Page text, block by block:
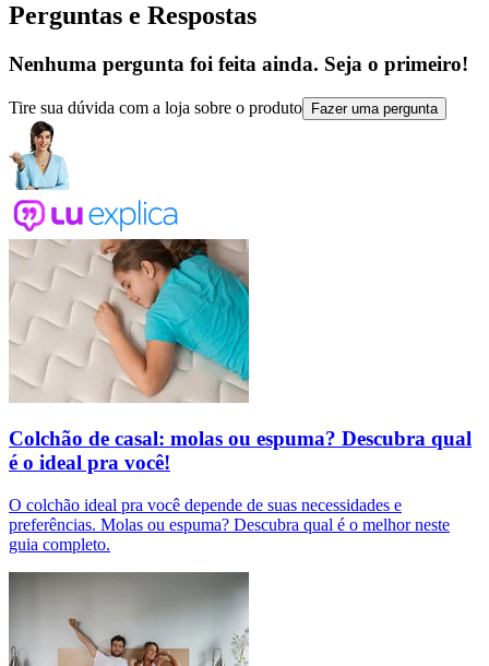
Perguntas e Respostas
Nenhuma pergunta foi feita ainda. Seja o primeiro!
Tire sua dúvida com a loja sobre o produto Fazer uma pergunta
Colchão de casal: molas ou espuma? Descubra qual
é o ideal pra você!
O colchão ideal pra você depende de suas necessidades e
preferências. Molas ou espuma? Descubra qual é o melhor neste
guia completo.